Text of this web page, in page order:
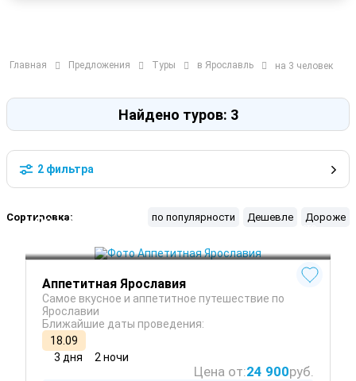
Главная Предложения Туры в Ярославль на 3 человек
Найдено туров: 3
2 фильтра
Сортировка: по популярности Дешевле Дороже
Ярославль
Аппетитная Ярославия
Самое вкусное и аппетитное путешествие по
Ярославии
Ближайшие даты проведения:
18.09
3 дня
2 ночи
Цена от:24 900руб.